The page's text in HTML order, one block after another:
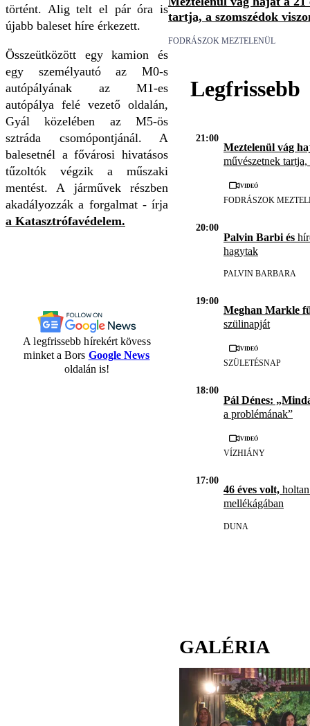
történt. Alig telt el pár óra is
újabb baleset híre érkezett.
Összeütközött egy kamion és
egy személyautó az M0-s
autópályának az M1-es
autópálya felé vezető oldalán,
Gyál közelében az M5-ös
sztráda csomópontjánál. A
balesetnél a fővárosi hivatásos
tűzoltók végzik a műszaki
mentést. A járművek részben
akadályozzák a forgalmat - írja
a Katasztrófavédelem.
A legfrissebb hírekért kövess
minket a Bors Google News
oldalán is!
tartja, a szomszédok
FODRÁSZOK MEZTELENÜL
Legfrissebb
21:00
Meztelenül vág
művészetnek
Videó
FODRÁSZOK
20:00
Palvin Barbi és
hagytak
PALVIN BARBARA
19:00
Meghan Markle
szülinapját
Videó
SZÜLETÉSNAP
18:00
Pál Dénes:
a problémának”
Videó
VÍZHIÁNY
17:00
46 éves volt,
mellékágában
DUNA
GALÉRIA